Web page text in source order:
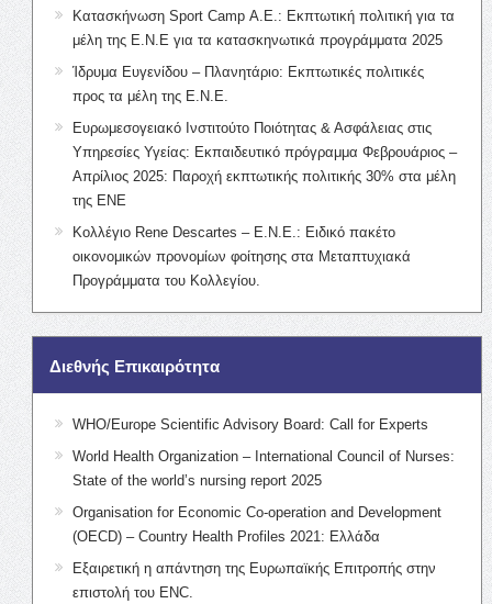
Κατασκήνωση Sport Camp Α.Ε.: Εκπτωτική πολιτική για τα
μέλη της Ε.Ν.Ε για τα κατασκηνωτικά προγράμματα 2025
Ίδρυμα Ευγενίδου – Πλανητάριο: Εκπτωτικές πολιτικές
προς τα μέλη της Ε.Ν.Ε.
Ευρωμεσογειακό Ινστιτούτο Ποιότητας & Ασφάλειας στις
Υπηρεσίες Υγείας: Εκπαιδευτικό πρόγραμμα Φεβρουάριος –
Απρίλιος 2025: Παροχή εκπτωτικής πολιτικής 30% στα μέλη
της ΕΝΕ
Κολλέγιο Rene Descartes – Ε.Ν.Ε.: Ειδικό πακέτο
οικονομικών προνομίων φοίτησης στα Μεταπτυχιακά
Προγράμματα του Κολλεγίου.
Διεθνής Επικαιρότητα
WHO/Europe Scientific Advisory Board: Call for Experts
World Health Organization – International Council of Nurses:
State of the world’s nursing report 2025
Organisation for Economic Co-operation and Development
(OECD) – Country Health Profiles 2021: Ελλάδα
Εξαιρετική η απάντηση της Ευρωπαϊκής Επιτροπής στην
επιστολή του ENC.